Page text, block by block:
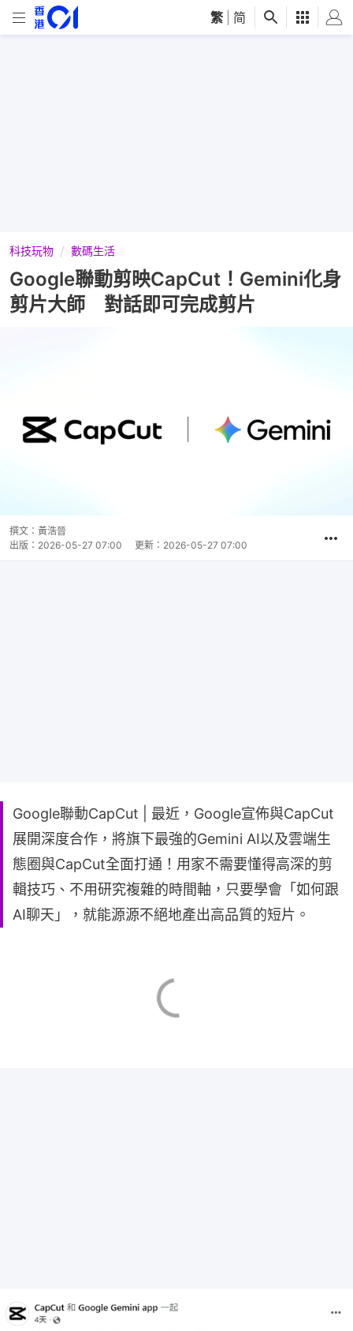
繁 简
科技玩物 數碼生活
Google聯動剪映CapCut！Gemini化身
剪片大師 對話即可完成剪片
撰文： 黃浩晉
出版： 2026-05-27 07:00 更新： 2026-05-27 07:00
Google聯動CapCut | 最近，Google宣佈與CapCut
展開深度合作，將旗下最強的Gemini AI以及雲端生
態圈與CapCut全面打通！用家不需要懂得高深的剪
輯技巧、不用研究複雜的時間軸，只要學會「如何跟
AI聊天」，就能源源不絕地產出高品質的短片。